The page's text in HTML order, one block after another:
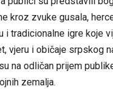
kroz zvuke gusala,
i tradicionalne igre koje
vjeru i običaje srpskog
na odličan prijem
zemalja.